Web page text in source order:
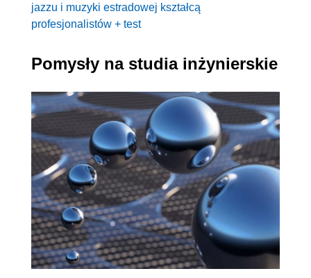
jazzu i muzyki estradowej kształcą
profesjonalistów + test
Pomysły na studia inżynierskie